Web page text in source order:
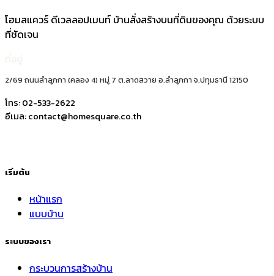
โฮมสแควร์ ดีเวลลอปเมนท์ บ้านสั่งสร้างบนที่ดินของคุณ ด้วยระบบ
ที่ชัดเจน
2/69 ถนนลำลูกกา (คลอง 4) หมู่ 7 ต.ลาดสวาย อ.ลำลูกกา จ.ปทุมธานี 12150
โทร:02-533-2622
อีเมล:contact@homesquare.co.th
เริ่มต้น
หน้าแรก
แบบบ้าน
ระบบของเรา
กระบวนการสร้างบ้าน